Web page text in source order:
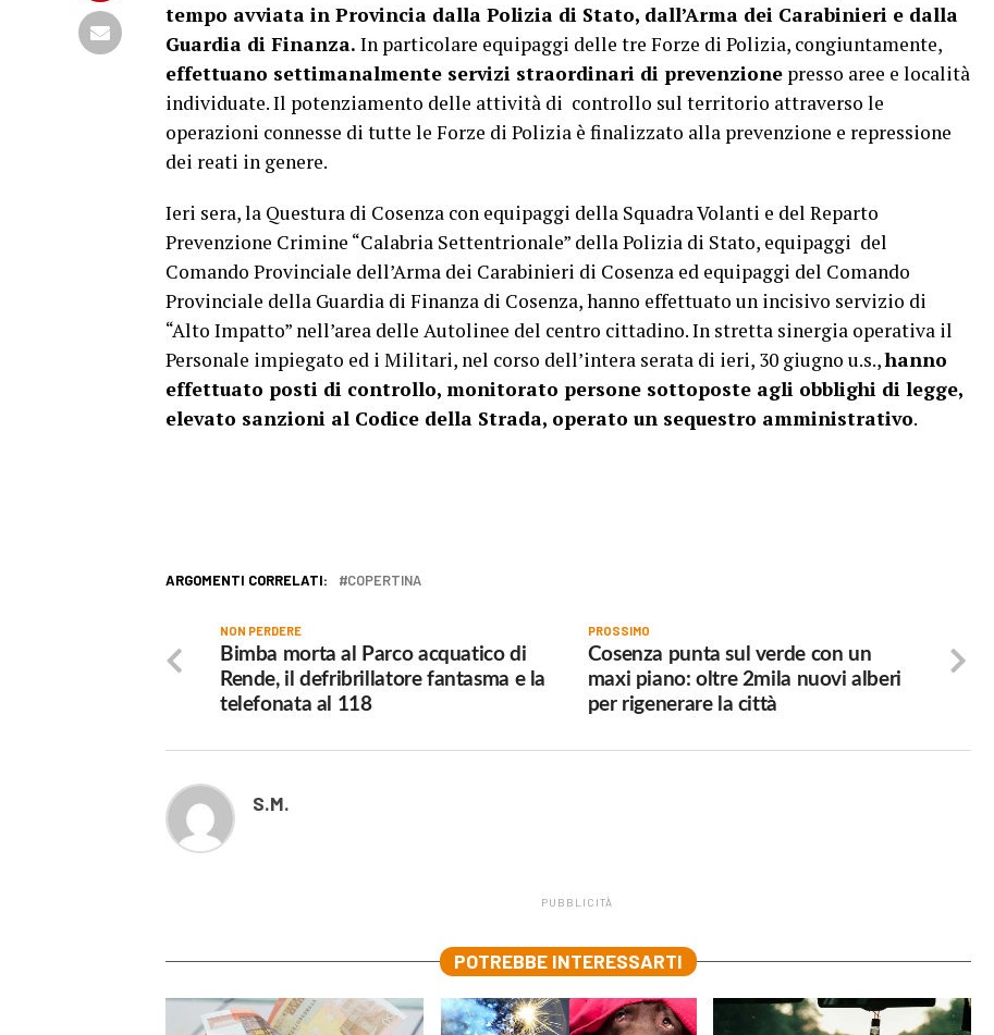
tempo avviata in Provincia dalla Polizia di Stato, dall’Arma dei Carabinieri e dalla
Guardia di Finanza. In particolare equipaggi delle tre Forze di Polizia, congiuntamente,
effettuano settimanalmente servizi straordinari di prevenzione presso aree e località
individuate. Il potenziamento delle attività di controllo sul territorio attraverso le
operazioni connesse di tutte le Forze di Polizia è finalizzato alla prevenzione e repressione
dei reati in genere.
Ieri sera, la Questura di Cosenza con equipaggi della Squadra Volanti e del Reparto
Prevenzione Crimine “Calabria Settentrionale” della Polizia di Stato, equipaggi del
Comando Provinciale dell’Arma dei Carabinieri di Cosenza ed equipaggi del Comando
Provinciale della Guardia di Finanza di Cosenza, hanno effettuato un incisivo servizio di
“Alto Impatto” nell’area delle Autolinee del centro cittadino. In stretta sinergia operativa il
Personale impiegato ed i Militari, nel corso dell’intera serata di ieri, 30 giugno u.s.,hanno
effettuato posti di controllo, monitorato persone sottoposte agli obblighi di legge,
elevato sanzioni al Codice della Strada, operato un sequestro amministrativo.
ARGOMENTI CORRELATI: COPERTINA
PROSSIMO
Cosenza punta sul verde con un
maxi piano: oltre 2mila nuovi alberi
per rigenerare la città
NON PERDERE
Bimba morta al Parco acquatico di
Rende, il defribrillatore fantasma e la
telefonata al 118
S.M.
PUBBLICITÀ
POTREBBE INTERESSARTI